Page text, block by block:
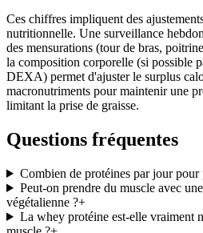
Ces chiffres impliquent des
nutritionnelle. Une surveillance
des mensurations (tour de bras,
la composition corporelle (si possible
DEXA) permet d'ajuster le surplus
macronutriments pour maintenir une
limitant la prise de graisse.
Questions fréquentes
Combien de protéines par jour pour
Peut-on prendre du muscle avec
végétalienne ?+
La whey protéine est-elle vraiment